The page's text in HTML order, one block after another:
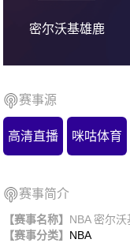
密尔沃基雄鹿
赛事源
高清直播 咪咕体育
赛事简介
【赛事名称】 NBA 密尔
【赛事分类】 NBA